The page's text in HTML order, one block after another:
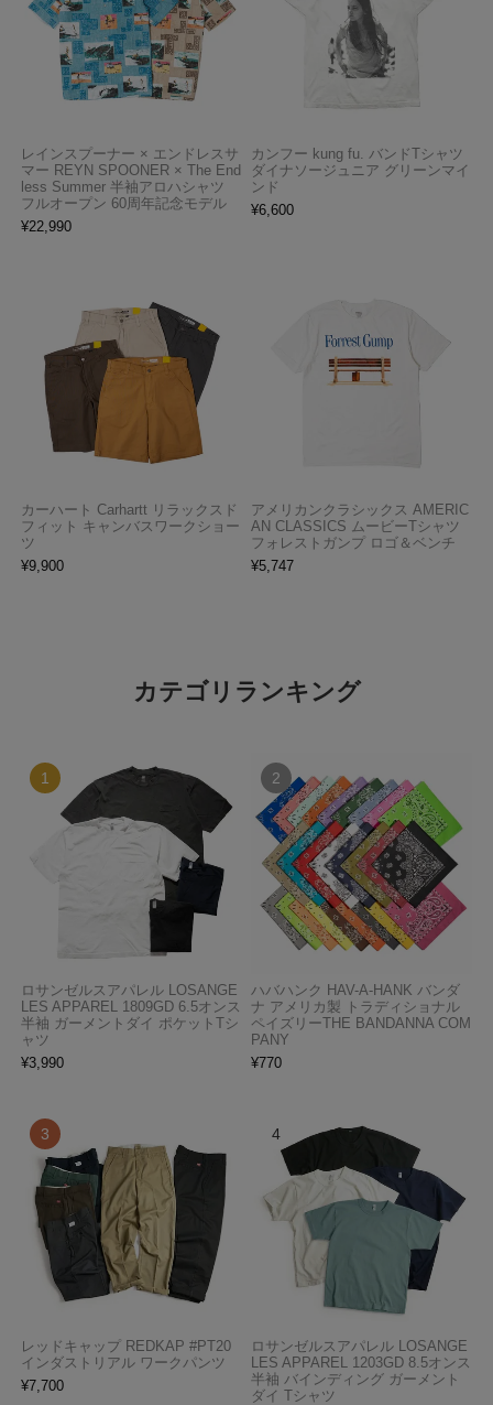
レインスプーナー × エンドレスサ
マー REYN SPOONER × The End
less Summer 半袖アロハシャツ
フルオープン 60周年記念モデル
¥22,990
カンフー kung fu. バンドTシャツ
ダイナソージュニア グリーンマイ
ンド
¥6,600
カーハート Carhartt リラックスド
フィット キャンバスワークショー
ツ
¥9,900
アメリカンクラシックス AMERIC
AN CLASSICS ムービーTシャツ
フォレストガンプ ロゴ＆ベンチ
¥5,747
カテゴリランキング
ロサンゼルスアパレル LOSANGE
LES APPAREL 1809GD 6.5オンス
半袖 ガーメントダイ ポケットTシ
ャツ
¥3,990
ハバハンク HAV-A-HANK バンダ
ナ アメリカ製 トラディショナル
ペイズリーTHE BANDANNA COM
PANY
¥770
レッドキャップ REDKAP #PT20
インダストリアル ワークパンツ
¥7,700
ロサンゼルスアパレル LOSANGE
LES APPAREL 1203GD 8.5オンス
半袖 バインディング ガーメント
ダイ Tシャツ